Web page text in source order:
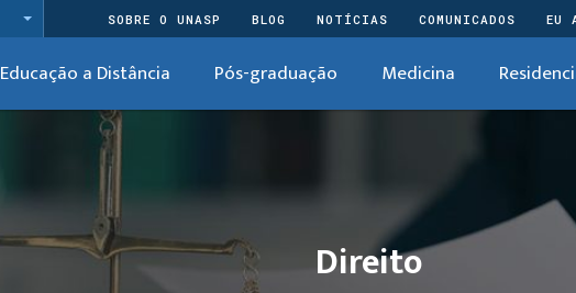
SOBRE O UNASP BLOG NOTÍCIAS COMUNICADOS EU
Educação a Distância Pós-graduação Medicina
Direito